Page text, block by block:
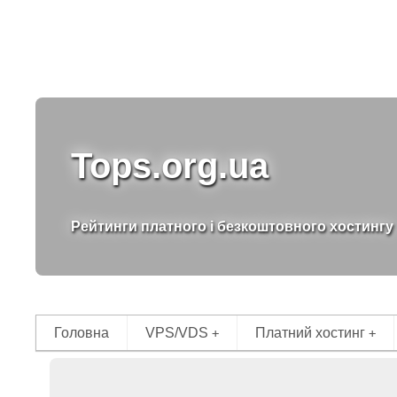
Tops.org.ua
Рейтинги платного і безкоштовного хостингу
Головна +
VPS/VDS +
Платний хостинг